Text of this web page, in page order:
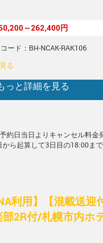
～262,400円
ード：BH-NCAK-RAK106
る
っと詳細を見る
予約日当日よりキャンセル料金
ら起算して3日目の18:00ま
利用】【混載送
2R付/札幌市内ホ